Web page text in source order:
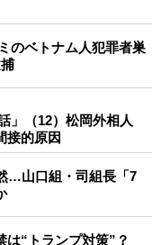
のベトナム人犯罪者巣
」（12）松岡外相人
接的原因
…山口組・司組長「7
は“トランプ対策”？